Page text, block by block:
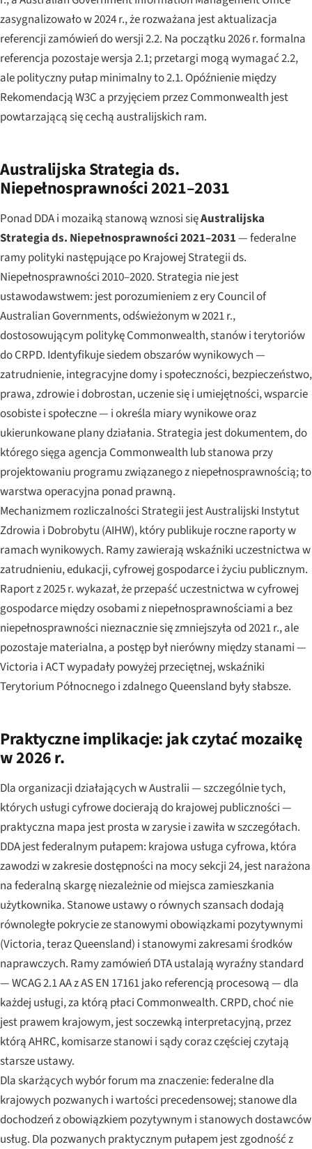
zasygnalizowało w 2024 r., że rozważana jest aktualizacja
referencji zamówień do wersji 2.2. Na początku 2026 r. formalna
referencja pozostaje wersja 2.1; przetargi mogą wymagać 2.2,
ale polityczny pułap minimalny to 2.1. Opóźnienie między
Rekomendacją W3C a przyjęciem przez Commonwealth jest
powtarzającą się cechą australijskich ram.
Australijska Strategia ds.
Niepełnosprawności 2021–2031
Ponad DDA i mozaiką stanową wznosi sięAustralijska
Strategia ds. Niepełnosprawności 2021–2031— federalne
ramy polityki następujące po Krajowej Strategii ds.
Niepełnosprawności 2010–2020. Strategia nie jest
ustawodawstwem: jest porozumieniem z ery Council of
Australian Governments, odświeżonym w 2021 r.,
dostosowującym politykę Commonwealth, stanów i terytoriów
do CRPD. Identyfikuje siedem obszarów wynikowych —
zatrudnienie, integracyjne domy i społeczności, bezpieczeństwo,
prawa, zdrowie i dobrostan, uczenie się i umiejętności, wsparcie
osobiste i społeczne — i określa miary wynikowe oraz
ukierunkowane plany działania. Strategia jest dokumentem, do
którego sięga agencja Commonwealth lub stanowa przy
projektowaniu programu związanego z niepełnosprawnością; to
warstwa operacyjna ponad prawną.
Mechanizmem rozliczalności Strategii jest Australijski Instytut
Zdrowia i Dobrobytu (AIHW), który publikuje roczne raporty w
ramach wynikowych. Ramy zawierają wskaźniki uczestnictwa w
zatrudnieniu, edukacji, cyfrowej gospodarce i życiu publicznym.
Raport z 2025 r. wykazał, że przepaść uczestnictwa w cyfrowej
gospodarce między osobami z niepełnosprawnościami a bez
niepełnosprawności nieznacznie się zmniejszyła od 2021 r., ale
pozostaje materialna, a postęp był nierówny między stanami —
Victoria i ACT wypadały powyżej przeciętnej, wskaźniki
Terytorium Północnego i zdalnego Queensland były słabsze.
Praktyczne implikacje: jak czytać mozaikę
w 2026 r.
Dla organizacji działających w Australii — szczególnie tych,
których usługi cyfrowe docierają do krajowej publiczności —
praktyczna mapa jest prosta w zarysie i zawiła w szczegółach.
DDA jest federalnym pułapem: krajowa usługa cyfrowa, która
zawodzi w zakresie dostępności na mocy sekcji 24, jest narażona
na federalną skargę niezależnie od miejsca zamieszkania
użytkownika. Stanowe ustawy o równych szansach dodają
równoległe pokrycie ze stanowymi obowiązkami pozytywnymi
(Victoria, teraz Queensland) i stanowymi zakresami środków
naprawczych. Ramy zamówień DTA ustalają wyraźny standard
— WCAG 2.1 AA z AS EN 17161 jako referencją procesową — dla
każdej usługi, za którą płaci Commonwealth. CRPD, choć nie
jest prawem krajowym, jest soczewką interpretacyjną, przez
którą AHRC, komisarze stanowi i sądy coraz częściej czytają
starsze ustawy.
Dla skarżących wybór forum ma znaczenie: federalne dla
krajowych pozwanych i wartości precedensowej; stanowe dla
dochodzeń z obowiązkiem pozytywnym i stanowych dostawców
usług. Dla pozwanych praktycznym pułapem jest zgodność z